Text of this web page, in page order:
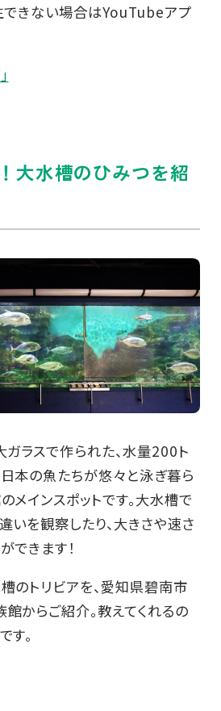
できない場合はYouTubeアプ
大水槽のひみつを紹
ラスで作られた、水量200ト
本の魚たちが悠々と泳ぎ暮ら
メインスポットです。大水槽で
いを観察したり、大きさや速さ
できます！
のトリビアを、愛知県碧南市
からご紹介。教えてくれるの
す。